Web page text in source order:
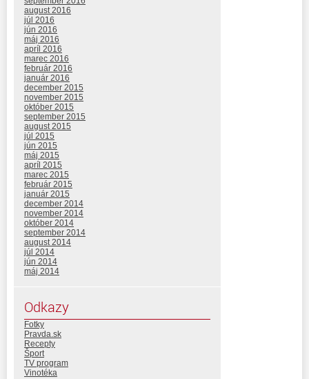
august 2016
júl 2016
jún 2016
máj 2016
apríl 2016
marec 2016
február 2016
január 2016
december 2015
november 2015
október 2015
september 2015
august 2015
júl 2015
jún 2015
máj 2015
apríl 2015
marec 2015
február 2015
január 2015
december 2014
november 2014
október 2014
september 2014
august 2014
júl 2014
jún 2014
máj 2014
Odkazy
Fotky
Pravda.sk
Recepty
Šport
TV program
Vinotéka